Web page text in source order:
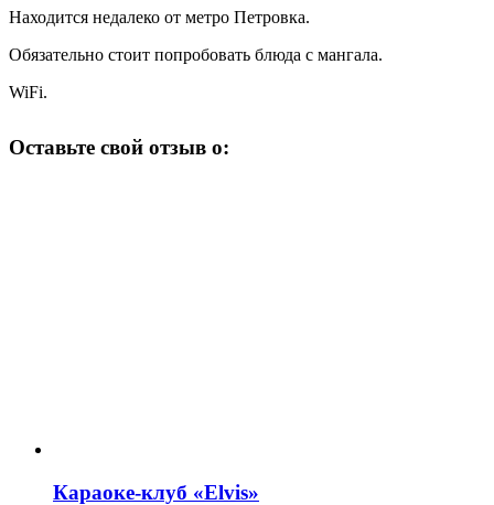
Находится недалеко от метро Петровка.
Обязательно стоит попробовать блюда с мангала.
WiFi.
Оставьте свой отзыв о:
Караоке-клуб «Elvis»